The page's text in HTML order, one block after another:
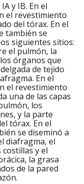
y IB. En el
el revestimiento
del tórax. En el
también se
siguientes sitios:
el pulmón, la
órganos que
de tejido
En el
el revestimiento
una de las capas
los
y la parte
tórax. En el
se diseminó a
diafragma, el
y el
la grasa
de la pared